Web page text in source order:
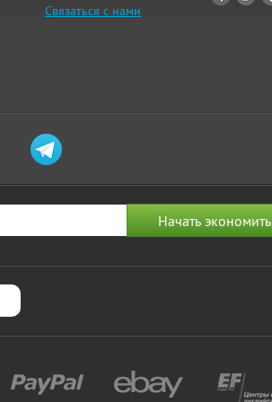
Связаться с нами